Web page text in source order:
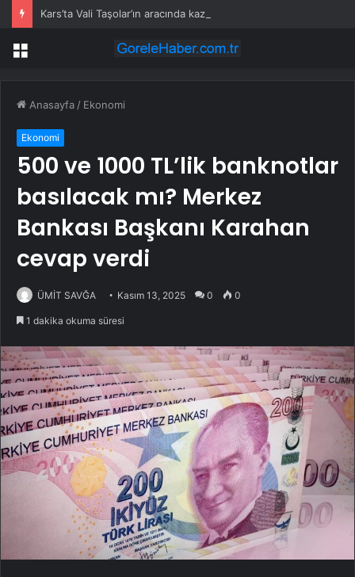
Kars’ta Vali Taşolar’ın aracında kaza
Menü
Anasayfa / Ekonomi
Ekonomi
500 ve 1000 TL’lik banknotlar
basılacak mı? Merkez
Bankası Başkanı Karahan
cevap verdi
ÜMİT SAVĞA Kasım 13, 2025 0 0
1 dakika okuma süresi